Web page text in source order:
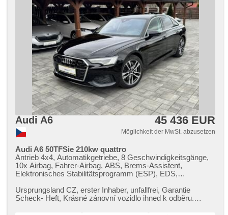
Audi A6 45 436 EUR
Möglichkeit der MwSt. abzusetzen
Audi A6 50TFSie 210kw quattro
Antrieb 4x4, Automatikgetriebe, 8 Geschwindigkeitsgänge,
10x Airbag, Fahrer-Airbag, ABS, Brems-Assistent,
Elektronisches Stabilitätsprogramm (ESP), EDS,
asistent rozjezdu do kopce (HSA), ukazatel rychlostního
limitu (SLIF), Uhr Spur, Blind Spot Anzeige, asistent jízdy v
Ursprungsland CZ,​ erster Inhaber,​ unfallfrei,​ Garantie
Scheck​- Heft,​ Krásné zánovní vozidlo ihned k odběru.